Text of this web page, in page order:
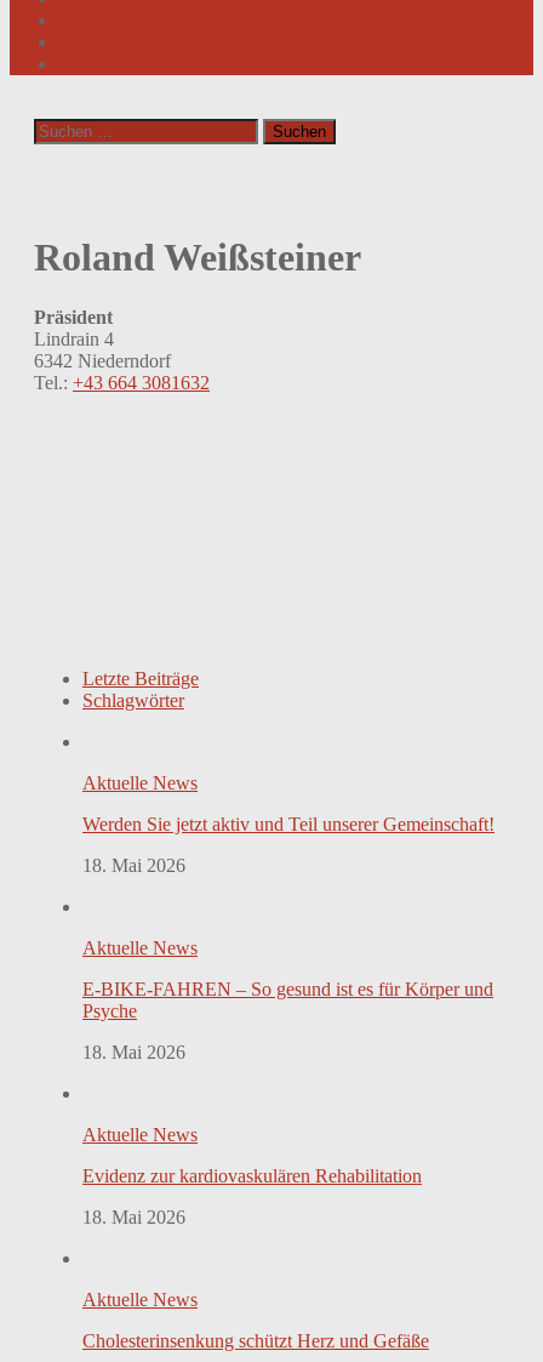
Suchen
nach:
Roland Weißsteiner
Präsident
Lindrain 4
6342 Niederndorf
Tel.: +43 664 3081632
Letzte Beiträge
Schlagwörter
Aktuelle News
Werden Sie jetzt aktiv und Teil unserer Gemeinschaft!
18. Mai 2026
Aktuelle News
E-BIKE-FAHREN – So gesund ist es für Körper und
Psyche
18. Mai 2026
Aktuelle News
Evidenz zur kardiovaskulären Rehabilitation
18. Mai 2026
Aktuelle News
Cholesterinsenkung schützt Herz und Gefäße